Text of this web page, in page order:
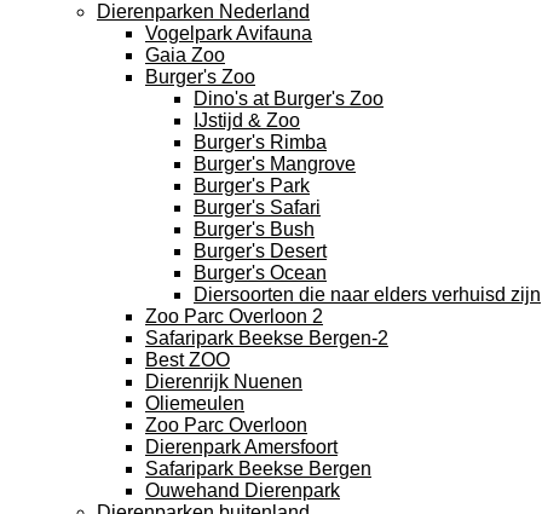
Dierenparken Nederland
Vogelpark Avifauna
Gaia Zoo
Burger's Zoo
Dino's at Burger's Zoo
IJstijd & Zoo
Burger's Rimba
Burger's Mangrove
Burger's Park
Burger's Safari
Burger's Bush
Burger's Desert
Burger's Ocean
Diersoorten die naar elders verhuisd zijn
Zoo Parc Overloon 2
Safaripark Beekse Bergen-2
Best ZOO
Dierenrijk Nuenen
Oliemeulen
Zoo Parc Overloon
Dierenpark Amersfoort
Safaripark Beekse Bergen
Ouwehand Dierenpark